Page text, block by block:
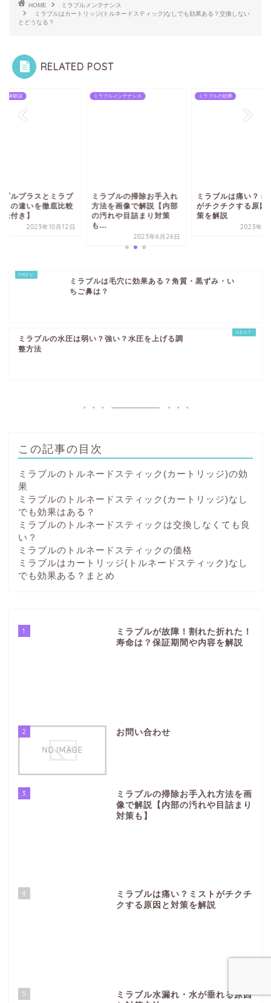
HOME
ミラブルメンテナンス
ミラブルはカートリッジ(トルネードスティック)なしでも効果ある？交換しない
とどうなる？
RELATED POST
ル体験談
ブルプラスとミラブ
ロの違いを徹底比較
付き】
2023年10月12日
ミラブルメンテナンス
ミラブルの掃除お手入れ
方法を画像で解説【内部
の汚れや目詰まり対策
も...
2023年6月26日
ミラブルの効果
ミラブルは痛い？ミ
がチクチクする原因
策を解説
2023年7
ミラブルは毛穴に効果ある？角質・黒ずみ・い
ちご鼻は？
ミラブルの水圧は弱い？強い？水圧を上げる調
整方法
この記事の目次
ミラブルのトルネードスティック(カートリッジ)の効
果
ミラブルのトルネードスティック(カートリッジ)なし
でも効果はある？
ミラブルのトルネードスティックは交換しなくても良
い？
ミラブルのトルネードスティックの価格
ミラブルはカートリッジ(トルネードスティック)なし
でも効果ある？まとめ
1
ミラブルが故障！割れた折れた！
寿命は？保証期間や内容を解説
2 お問い合わせ
3
ミラブルの掃除お手入れ方法を画
像で解説【内部の汚れや目詰まり
対策も】
4
ミラブルは痛い？ミストがチクチ
クする原因と対策を解説
5
ミラブル水漏れ・水が垂れる原因